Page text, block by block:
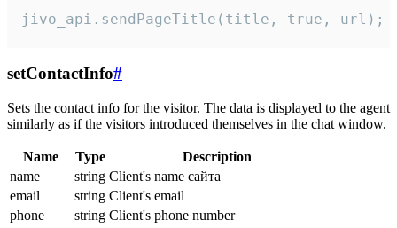
jivo_api.sendPageTitle(title, true, url);
setContactInfo#
Sets the contact info for the visitor. The data is displayed to the agent
similarly as if the visitors introduced themselves in the chat window.
Name Type
Description
name
string Client's name сайта
email
string Client's email
phone
string Client's phone number